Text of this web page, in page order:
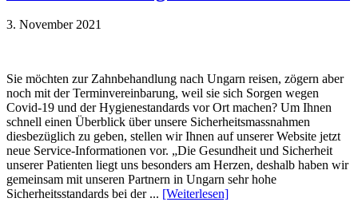
3. November 2021
Sie möchten zur Zahnbehandlung nach Ungarn reisen, zögern aber
noch mit der Terminvereinbarung, weil sie sich Sorgen wegen
Covid-19 und der Hygienestandards vor Ort machen? Um Ihnen
schnell einen Überblick über unsere Sicherheitsmassnahmen
diesbezüglich zu geben, stellen wir Ihnen auf unserer Website jetzt
neue Service-Informationen vor. „Die Gesundheit und Sicherheit
unserer Patienten liegt uns besonders am Herzen, deshalb haben wir
gemeinsam mit unseren Partnern in Ungarn sehr hohe
Sicherheitsstandards bei der ... [Weiterlesen]